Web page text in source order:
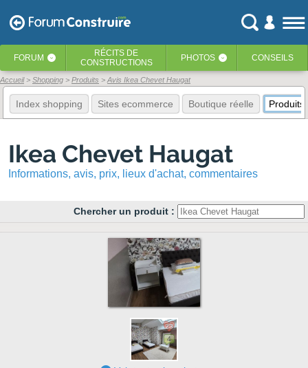
FORUM ‹ RÉCITS DE
CONSTRUCTIONS
PHOTOS ‹ CONSEILS
Accueil Shopping Produits Avis Ikea Chevet Haugat
Index shopping Sites ecommerce Boutique réelle Produits
Ikea Chevet Haugat
Informations, avis, prix, lieux d'achat, commentaires
Chercher un produit :
23
4